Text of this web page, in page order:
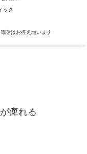
ック
話はお控え願います
痺れる